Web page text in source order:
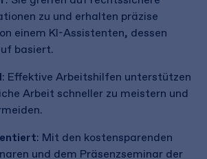
zu und erhalten präzise
einem KI-Assistenten, dessen
basiert.
: Effektive Arbeitshilfen unterstützen
Arbeit schneller zu meistern und
: Mit den kostensparenden
und dem Präsenzseminar der